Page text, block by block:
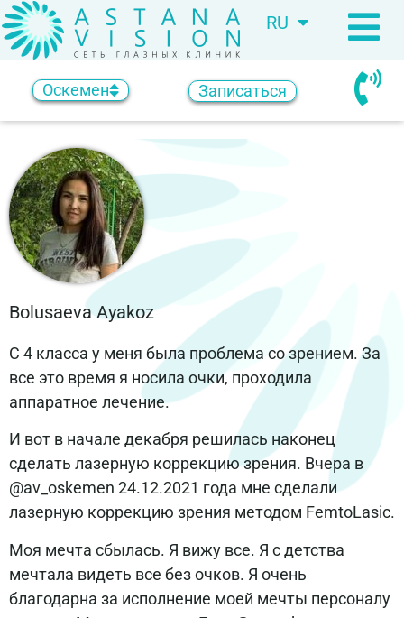
RU
KZ
Оскемен Записаться
Bolusaeva Ayakoz
С 4 класса у меня была проблема со зрением. За
все это время я носила очки, проходила
аппаратное лечение.
И вот в начале декабря решилась наконец
сделать лазерную коррекцию зрения. Вчера в
@av_oskemen 24.12.2021 года мне сделали
лазерную коррекцию зрения методом FemtoLasic.
Моя мечта сбылась. Я вижу все. Я с детства
мечтала видеть все без очков. Я очень
благодарна за исполнение моей мечты персоналу